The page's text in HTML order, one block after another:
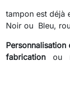
tampon est déjà
Noir ou Bleu,
Personnalisation
fabrication ou